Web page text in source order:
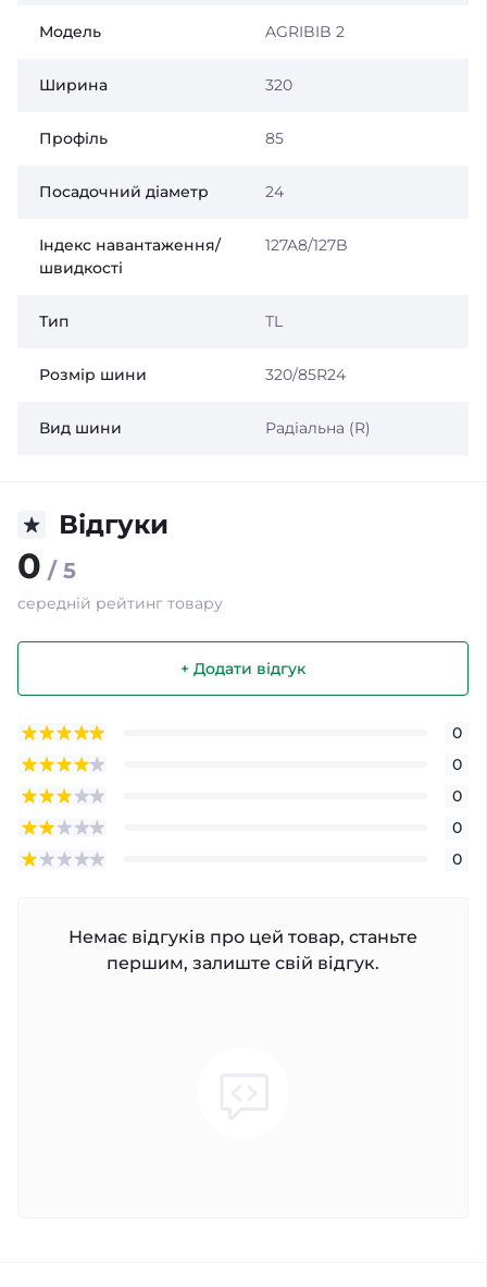
Модель AGRIBIB 2
Ширина 320
Профіль 85
Посадочний діаметр 24
Індекс навантаження/
швидкості
127A8/127B
Тип TL
Розмір шини 320/85R24
Вид шини Радіальна (R)
Відгуки
0 / 5
середній рейтинг товару
+ Додати відгук
0
0
0
0
0
Немає відгуків про цей товар, станьте
першим, залиште свій відгук.